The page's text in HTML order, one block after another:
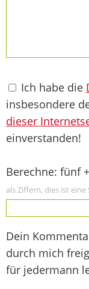
Ich habe die
insbesondere
dieser
einverstanden!
Berechne: fünf
als Ziffern, dies ist
Dein
durch mich
für jedermann